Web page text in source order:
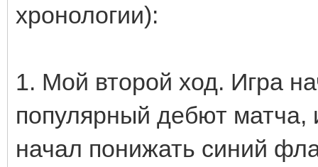
хронологии):
1. Мой второй ход. Игра
популярный дебют матча,
начал понижать синий